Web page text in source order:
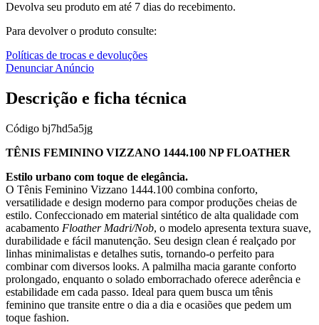
Devolva seu produto em até 7 dias do recebimento.
Para devolver o produto consulte:
Políticas de trocas e devoluções
Denunciar Anúncio
Descrição e ficha técnica
Código bj7hd5a5jg
TÊNIS FEMININO VIZZANO 1444.100 NP FLOATHER
Estilo urbano com toque de elegância.
O Tênis Feminino Vizzano 1444.100 combina conforto,
versatilidade e design moderno para compor produções cheias de
estilo. Confeccionado em material sintético de alta qualidade com
acabamento Floather Madri/Nob, o modelo apresenta textura suave,
durabilidade e fácil manutenção. Seu design clean é realçado por
linhas minimalistas e detalhes sutis, tornando-o perfeito para
combinar com diversos looks. A palmilha macia garante conforto
prolongado, enquanto o solado emborrachado oferece aderência e
estabilidade em cada passo. Ideal para quem busca um tênis
feminino que transite entre o dia a dia e ocasiões que pedem um
toque fashion.